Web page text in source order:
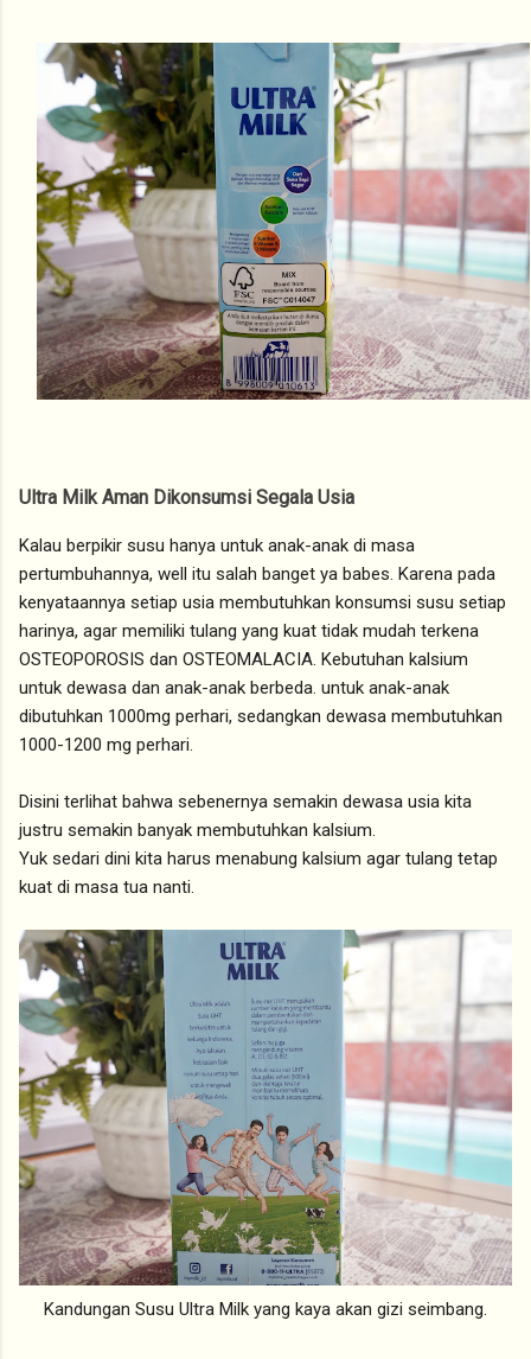
Ultra Milk Aman Dikonsumsi Segala Usia
Kalau berpikir susu hanya untuk anak-anak di masa
pertumbuhannya, well itu salah banget ya babes. Karena pada
kenyataannya setiap usia membutuhkan konsumsi susu setiap
harinya, agar memiliki tulang yang kuat tidak mudah terkena
OSTEOPOROSIS dan OSTEOMALACIA. Kebutuhan kalsium
untuk dewasa dan anak-anak berbeda. untuk anak-anak
dibutuhkan 1000mg perhari, sedangkan dewasa membutuhkan
1000-1200 mg perhari.
Disini terlihat bahwa sebenernya semakin dewasa usia kita
justru semakin banyak membutuhkan kalsium.
Yuk sedari dini kita harus menabung kalsium agar tulang tetap
kuat di masa tua nanti.
Kandungan Susu Ultra Milk yang kaya akan gizi seimbang.